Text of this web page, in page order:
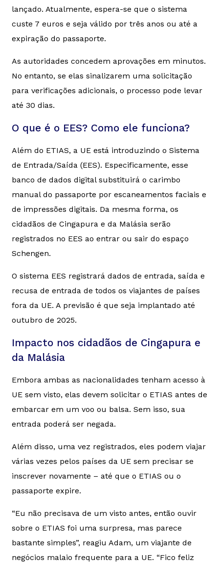
lançado. Atualmente, espera-se que o sistema
custe 7 euros e seja válido por três anos ou até a
expiração do passaporte.
As autoridades concedem aprovações em minutos.
No entanto, se elas sinalizarem uma solicitação
para verificações adicionais, o processo pode levar
até 30 dias.
O que é o EES? Como ele funciona?
Além do ETIAS, a UE está introduzindo o Sistema
de Entrada/Saída (EES). Especificamente, esse
banco de dados digital substituirá o carimbo
manual do passaporte por escaneamentos faciais e
de impressões digitais. Da mesma forma, os
cidadãos de Cingapura e da Malásia serão
registrados no EES ao entrar ou sair do espaço
Schengen.
O sistema EES registrará dados de entrada, saída e
recusa de entrada de todos os viajantes de países
fora da UE. A previsão é que seja implantado até
outubro de 2025.
Impacto nos cidadãos de Cingapura e
da Malásia
Embora ambas as nacionalidades tenham acesso à
UE sem visto, elas devem solicitar o ETIAS antes de
embarcar em um voo ou balsa. Sem isso, sua
entrada poderá ser negada.
Além disso, uma vez registrados, eles podem viajar
várias vezes pelos países da UE sem precisar se
inscrever novamente – até que o ETIAS ou o
passaporte expire.
“Eu não precisava de um visto antes, então ouvir
sobre o ETIAS foi uma surpresa, mas parece
bastante simples”, reagiu Adam, um viajante de
negócios malaio frequente para a UE. “Fico feliz